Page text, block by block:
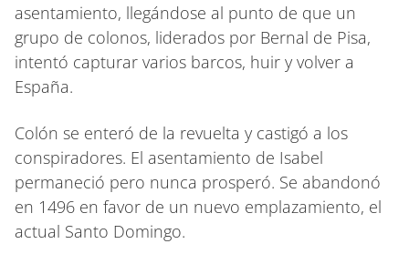
asentamiento, llegándose al punto de que un
grupo de colonos, liderados por Bernal de Pisa,
intentó capturar varios barcos, huir y volver a
España.
Colón se enteró de la revuelta y castigó a los
conspiradores. El asentamiento de Isabel
permaneció pero nunca prosperó. Se abandonó
en 1496 en favor de un nuevo emplazamiento, el
actual Santo Domingo.